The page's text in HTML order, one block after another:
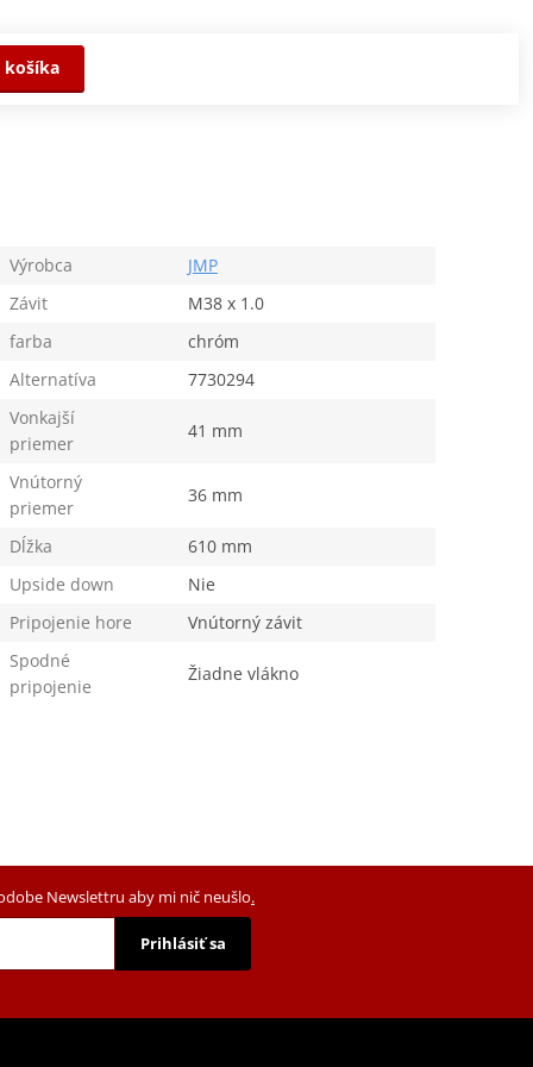
košíka
Výrobca
JMP
Závit
M38 x 1.0
farba
chróm
Alternatíva
7730294
Vonkajší
priemer
41 mm
Vnútorný
priemer
36 mm
Dĺžka
610 mm
Upside down
Nie
Pripojenie hore
Vnútorný závit
Spodné
pripojenie
Žiadne vlákno
Newslettru aby mi nič neušlo.
Prihlásiť sa